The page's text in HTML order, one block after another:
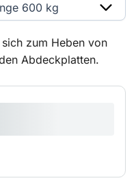
zum Heben von
Abdeckplatten.
600 kg